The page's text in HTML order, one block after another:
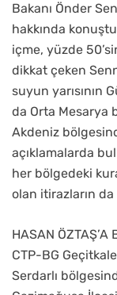
Bakanı Önder
hakkında
içme, yüzde
dikkat çeken
suyun yarısının
da Orta Mesarya
Akdeniz
açıklamalarda
her bölgedeki
olan itirazların da
HASAN ÖZTAŞ’A
CTP-BG
Serdarlı